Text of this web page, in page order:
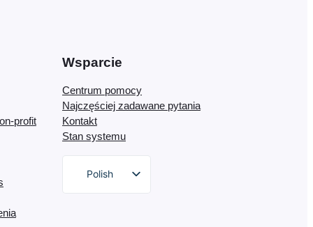
profit
Wsparcie
Centrum pomocy
Najczęściej zadawane pytania
Kontakt
Stan systemu
Polish
English